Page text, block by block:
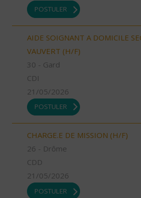
POSTULER
AIDE SOIGNANT A DOMICILE
VAUVERT (H/F)
30 - Gard
CDI
21/05/2026
POSTULER
CHARGE.E DE MISSION (H/F)
26 - Drôme
CDD
21/05/2026
POSTULER